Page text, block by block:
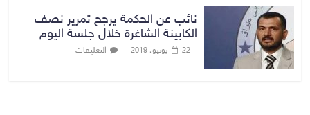
نائب عن الحكمة يرجح تمرير نصف
الكابينة الشاغرة خلال جلسة اليوم
22 يونيو، 2019 التعليقات